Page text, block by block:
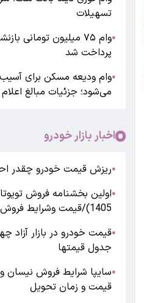
تسهیلات
●
وام ۷۵ میلیون تومانی
پرداخت شد
●وام ودیعه مسکن برای
می‌شود؛ جزئیات مبالغ
اخبار بازار خودرو
●ریزش قیمت خودرو چقدر
●
1405)/قیمت وشرایط فروش
●
جدول قیمتها
●سایپا شرایط فروش نیسان
قیمت و زمان تحویل